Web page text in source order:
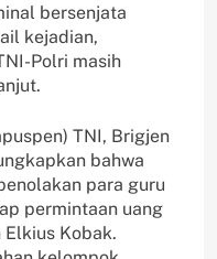
bersenjata
kejadian,
Polri masih
TNI, Brigjen
bahwa
para guru
permintaan uang
Kobak.